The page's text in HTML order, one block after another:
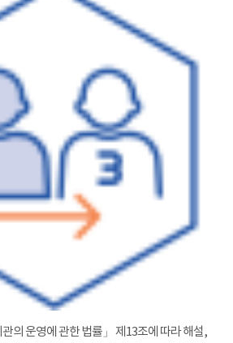
의 운영에 관한 법률」 제13조에 따라 해설,